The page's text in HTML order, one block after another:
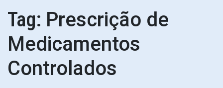
Tag: Prescrição de
Medicamentos
Controlados